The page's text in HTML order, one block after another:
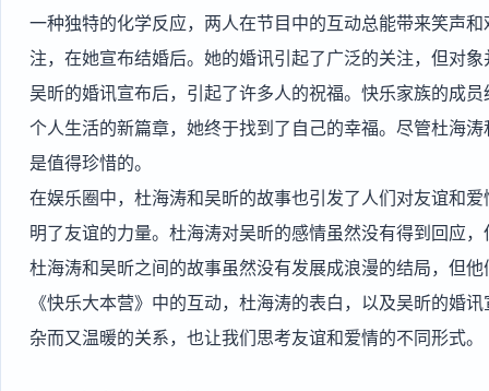
一种独特的化学反应，两人在节目中的互动总能带来笑声
注，在她宣布结婚后。她的婚讯引起了广泛的关注，但对
吴昕的婚讯宣布后，引起了许多人的祝福。快乐家族的成
个人生活的新篇章，她终于找到了自己的幸福。尽管杜海
是值得珍惜的。
在娱乐圈中，杜海涛和吴昕的故事也引发了人们对友谊和
明了友谊的力量。杜海涛对吴昕的感情虽然没有得到回应
杜海涛和吴昕之间的故事虽然没有发展成浪漫的结局，但
《快乐大本营》中的互动，杜海涛的表白，以及吴昕的婚
杂而又温暖的关系，也让我们思考友谊和爱情的不同形式。